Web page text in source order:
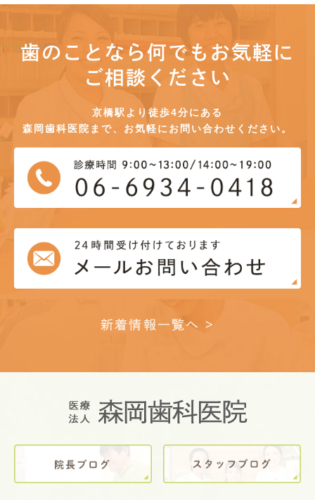
歯のことなら何でもお気軽に
ご相談ください
京橋駅より徒歩4分にある
森岡歯科医院まで、お気軽にお問い合わせください。
新着情報一覧へ >